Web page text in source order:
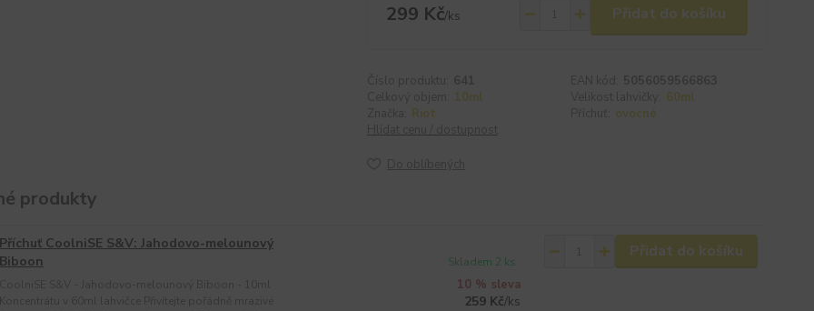
299 Kč/ks Přidat do košíku
10ml
60ml
Riot
ovocné
produkty
Příchuť CoolniSE S&V: Jahodovo-melounový
Biboon
10 % sleva
259 Kč/ks
Skladem 2 ks
Přidat do košíku